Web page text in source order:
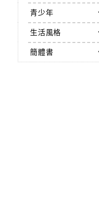
青少年
生活風格
簡體書